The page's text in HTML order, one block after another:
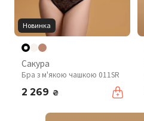
Новинка
Сакура
Бра з м'якою чашкою 011SR
2 269 ₴